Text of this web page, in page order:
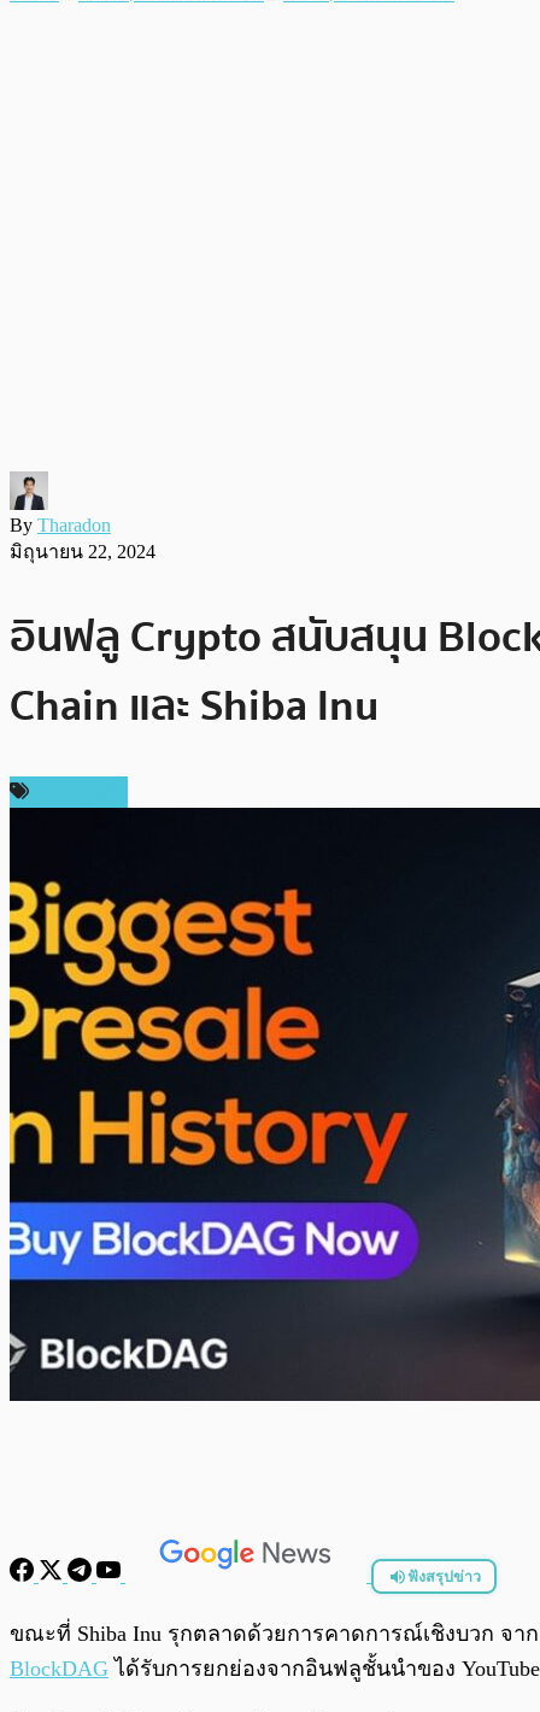
By Tharadon
มิถุนายน 22, 2024
อินฟลู Crypto สนับสนุน
Chain และ Shiba Inu
ฟังสรุปข่าว
พร้อมเล่น
ขณะที่ Shiba Inu รุกตลาดด้วยการคาดการณ์เชิงบวก จา
BlockDAG ได้รับการยกย่องจากอินฟลูชั้นนำของ